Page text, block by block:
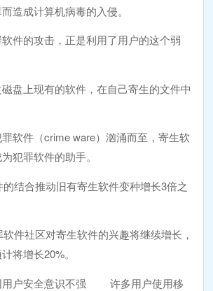
造成计算机病毒的入侵。
件的攻击，正是利用了用户的这个弱
盘上现有的软件，在自己寄生的文件中
软件（crime ware）汹涌而至，寄生软
犯罪软件的助手。
结合推动旧有寄生软件变种增长3倍之
件社区对寄生软件的兴趣将继续增长，
将增长20%。
户安全意识不强 许多用户使用移